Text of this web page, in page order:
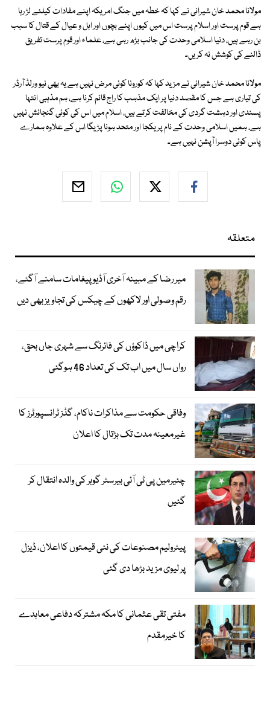
مولانا محمد خان شیرانی نے کہا کہ خطہ میں جنگ امریکہ اپنے مفادات کیلئے لڑ رہا
ہے قوم پرست اور اسلام پرست اس میں کیوں اپنے بچوں اور اہل و عیال کے قتال کا سبب
بن رہے ہیں، دنیا اسلامی وحدت کی جانب بڑھ رہی ہے، علماء اور قوم پرست تفریق
ڈالنے کی کوشش نہ کریں۔
مولانا محمد خان شیرانی نے مزید کہا کہ کورونا کوئی مرض نہیں ہے یہ بھی نیو ورلڈ آرڈر
کی تیاری ہے جس کا مقصد دنیا پر ایک مذہب کا راج قائم کرنا ہے، ہم مذہبی انتہا
پسندی اور دہشت گردی کی مخالفت کرتے ہیں، اسلام میں اس کی کوئی گنجائش نہیں
ہے، ہمیں اسلامی وحدت کے نام پر یکجا اور متحد ہونا پڑیگا اس کے علاوہ ہمارے
پاس کوئی دوسرا آپشن نہیں ہے۔
متعلقہ
میر رضا کے مبینہ آخری آڈیو پیغامات سامنے آگئے،
رقم وصولی اور لاکھوں کے چیکس کی تجاویز بھی دیں
کراچی میں ڈاکوؤں کی فائرنگ سے شہری جاں بحق،
رواں سال میں اب تک کی تعداد 46 ہوگئی
وفاقی حکومت سے مذاکرات ناکام، گڈز ٹرانسپورٹرز کا
غیرمعینہ مدت تک ہڑتال کا اعلان
چئیرمین پی ٹی آئی بیرسٹر گوہر کی والدہ انتقال کر
گئیں
پیٹرولیم مصنوعات کی نئی قیمتوں کا اعلان، ڈیزل
پر لیوی مزید بڑھا دی گئی
مفتی تقی عثمانی کا مکہ مشترکہ دفاعی معاہدے
کا خیرمقدم